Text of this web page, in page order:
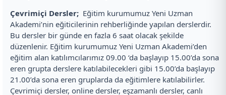
Çevrimiçi Dersler; Eğitim kurumumuz Yeni Uzman
Akademi’nin eğiticilerinin rehberliğinde yapılan derslerdir.
Bu dersler bir günde en fazla 6 saat olacak şekilde
düzenlenir. Eğitim kurumumuz Yeni Uzman Akademi’den
eğitim alan katılımcılarımız 09.00 ‘da başlayıp 15.00’da sona
eren grupta derslere katılabilecekleri gibi 15.00’da başlayıp
21.00’da sona eren gruplarda da eğitimlere katılabilirler.
Çevrimiçi dersler, online dersler, eşzamanlı dersler, canlı